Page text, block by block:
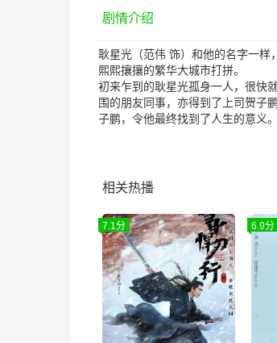
剧情介绍
耿星光（范伟 饰）和他的名字一样
熙熙攘攘的繁华大城市打拼。
初来乍到的耿星光孤身一人，很快
围的朋友同事，亦得到了上司贺子
子鹏，令他最终找到了人生的意义。
相关热播
7.1分 6.9分